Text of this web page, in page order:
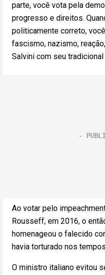
parte, você vota pela
progresso e direitos.
politicamente correto,
fascismo, nazismo,
Salvini com seu
Ao votar pelo
Rousseff, em 2016, o
homenageou o falecido
havia torturado nos
O ministro italiano evitou